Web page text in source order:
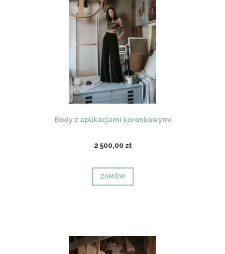
Body z aplikacjami koronkowymi
2 500,00 zł
ZAMÓW